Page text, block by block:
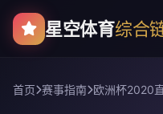
星空体育综合
首页 赛事指南 欧洲杯2020